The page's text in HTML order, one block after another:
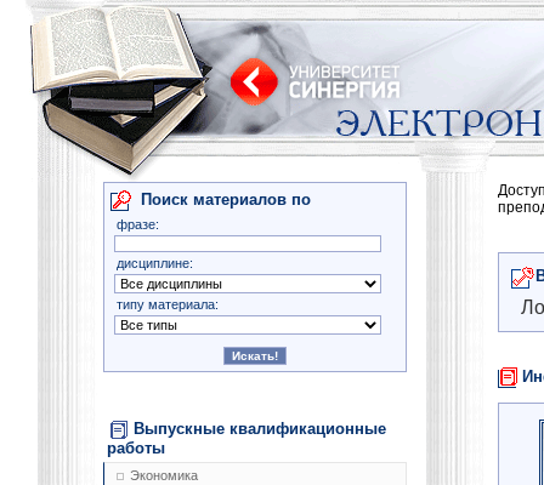
Поиск материалов по
фразе:
дисциплине:
типу материала:
Выпускные квалификационные
работы
Экономика